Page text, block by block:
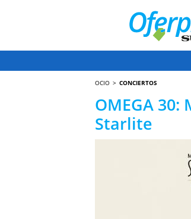
OCIO CONCIERTOS
OMEGA
Starlite